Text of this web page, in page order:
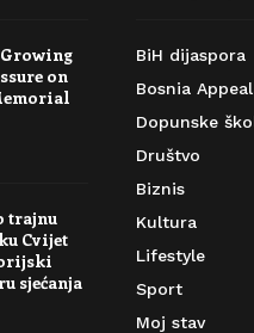
on
trajnu
Cvijet
sjećanja
BiH dijaspora
Bosnia Appeal
Dopunske
Društvo
Biznis
Kultura
Lifestyle
Sport
Moj stav